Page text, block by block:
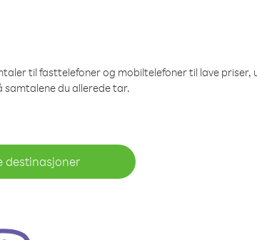
til fasttelefoner og mobiltelefoner til lave priser,
samtalene du allerede tar.
destinasjoner